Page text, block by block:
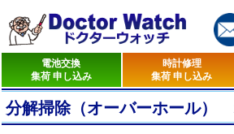
電池交換
集荷 申し込み
時計修理
集荷 申し込み
分解掃除（オーバーホール）